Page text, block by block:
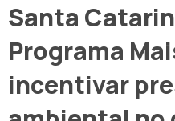
Santa
Programa
incentivar